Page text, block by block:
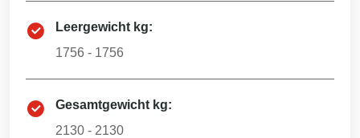
Leergewicht kg:
1756 - 1756
Gesamtgewicht kg:
2130 - 2130